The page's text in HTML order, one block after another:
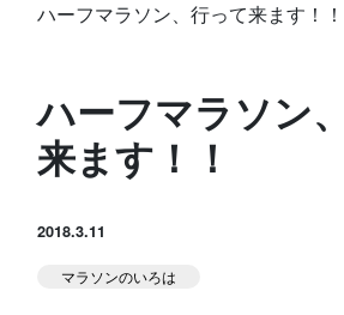
足育
Runner's ピラティス
お知らせ
NEWS
ハーフマラソン、行って来ます！！
ハーフマラソン
来ます！！
2018.3.11
マラソンのいろは